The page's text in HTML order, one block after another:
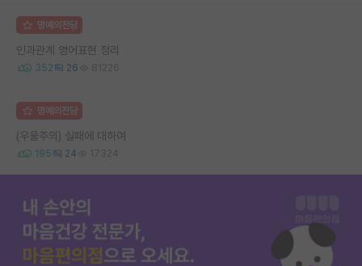
명예의전당
인과관계 영어표현 정리
352 26 81226
명예의전당
(우울주의) 실패에 대하여
195 24 17324